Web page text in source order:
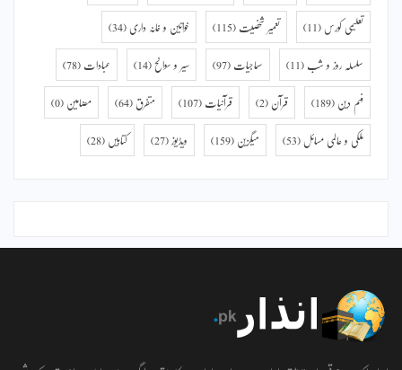
تعلیمی کورس (11) تعمیر شخصیت (115) خواتین و خانہ داری (34)
سلسلہ روز و شب (11) سماجیات (97) سیر و سوانح (14) عبادات (78)
فہم دین (189) قرآن (2) قرآنیات (107) متفرق (64) مضامین (0)
ملکی و عالمی مسائل (53) میگزین (159) ویڈیوز (27) کتابیں (28)